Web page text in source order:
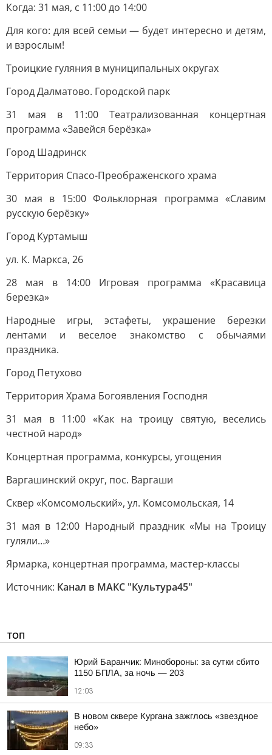
Когда: 31 мая, с 11:00 до 14:00
Для кого: для всей семьи — будет интересно и детям,
и взрослым!
Троицкие гуляния в муниципальных округах
Город Далматово. Городской парк
31 мая в 11:00 Театрализованная концертная
программа «Завейся берёзка»
Город Шадринск
Территория Спасо-Преображенского храма
30 мая в 15:00 Фольклорная программа «Славим
русскую берёзку»
Город Куртамыш
ул. К. Маркса, 26
28 мая в 14:00 Игровая программа «Красавица
березка»
Народные игры, эстафеты, украшение березки
лентами и веселое знакомство с обычаями
праздника.
Город Петухово
Территория Храма Богоявления Господня
31 мая в 11:00 «Как на троицу святую, веселись
честной народ»
Концертная программа, конкурсы, угощения
Варгашинский округ, пос. Варгаши
Сквер «Комсомольский», ул. Комсомольская, 14
31 мая в 12:00 Народный праздник «Мы на Троицу
гуляли…»
Ярмарка, концертная программа, мастер-классы
Источник: Канал в МАКС "Культура45"
ТОП
Юрий Баранчик: Минобороны: за сутки сбито
1150 БПЛА, за ночь — 203
12:03
В новом сквере Кургана зажглось «звездное
небо»
09:33